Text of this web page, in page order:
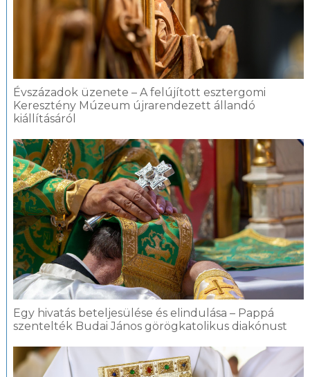
Évszázadok üzenete – A felújított esztergomi
Keresztény Múzeum újrarendezett állandó
kiállításáról
Egy hivatás beteljesülése és elindulása – Pappá
szentelték Budai János görögkatolikus diakónust